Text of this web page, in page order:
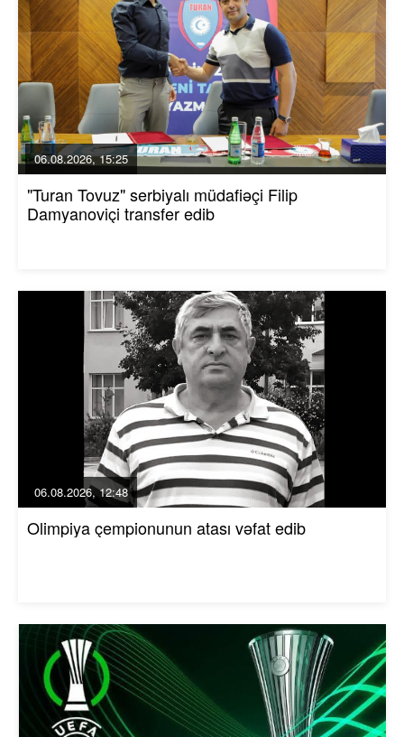
06.08.2026, 15:25
"Turan Tovuz" serbiyalı müdafiəçi Filip
Damyanoviçi transfer edib
06.08.2026, 12:48
Olimpiya çempionunun atası vəfat edib